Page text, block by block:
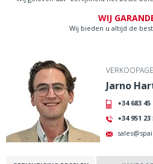
WIJ
Wij bieden u altijd de
Jarno
+34 683 45
+34 951 23